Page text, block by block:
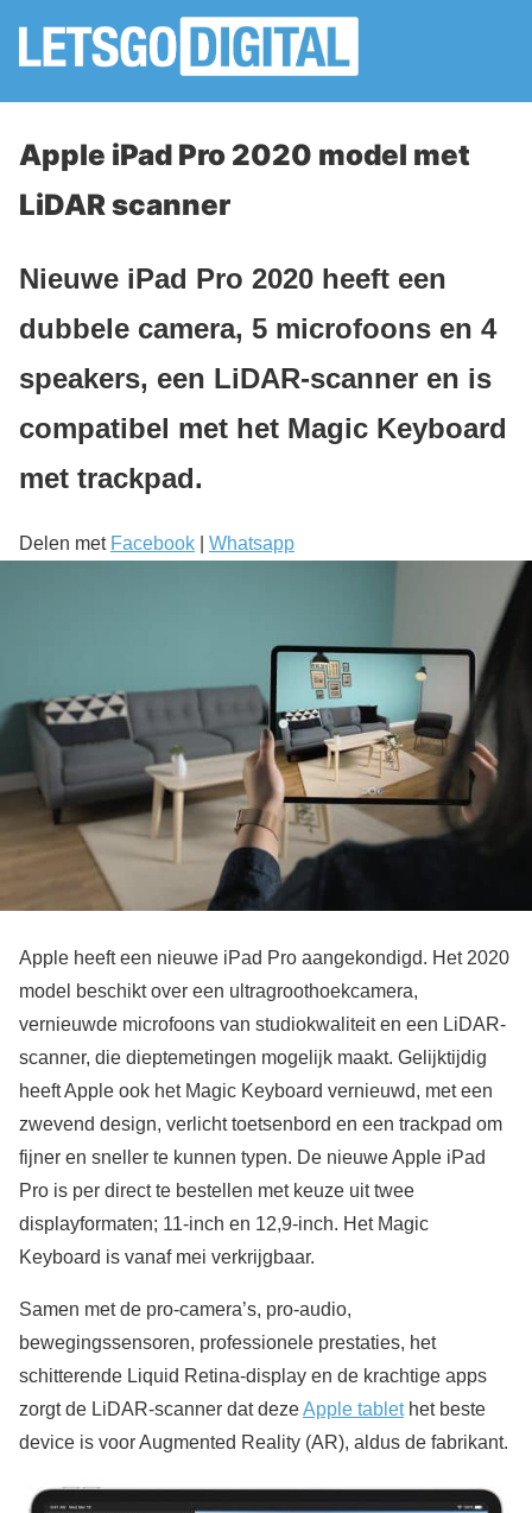
Apple iPad Pro 2020 model met
LiDAR scanner
Nieuwe iPad Pro 2020 heeft een
dubbele camera, 5 microfoons en 4
speakers, een LiDAR-scanner en is
compatibel met het Magic Keyboard
met trackpad.
Delen met Facebook Whatsapp
Apple heeft een nieuwe iPad Pro aangekondigd. Het 2020
model beschikt over een ultragroothoekcamera,
vernieuwde microfoons van studiokwaliteit en een LiDAR-
scanner, die dieptemetingen mogelijk maakt. Gelijktijdig
heeft Apple ook het Magic Keyboard vernieuwd, met een
zwevend design, verlicht toetsenbord en een trackpad om
fijner en sneller te kunnen typen. De nieuwe Apple iPad
Pro is per direct te bestellen met keuze uit twee
displayformaten; 11-inch en 12,9-inch. Het Magic
Keyboard is vanaf mei verkrijgbaar.
Samen met de pro-camera’s, pro-audio,
bewegingssensoren, professionele prestaties, het
schitterende Liquid Retina-display en de krachtige apps
zorgt de LiDAR-scanner dat dezeApple tablethet beste
device is voor Augmented Reality (AR), aldus de fabrikant.